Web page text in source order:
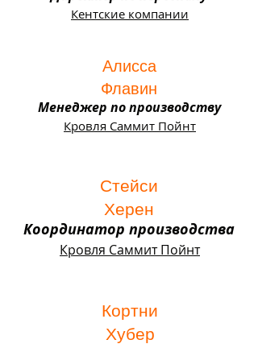
Кентские компании
Алисса
Флавин
Менеджер по производству
Кровля Саммит Пойнт
Стейси
Херен
Координатор производства
Кровля Саммит Пойнт
Кортни
Хубер